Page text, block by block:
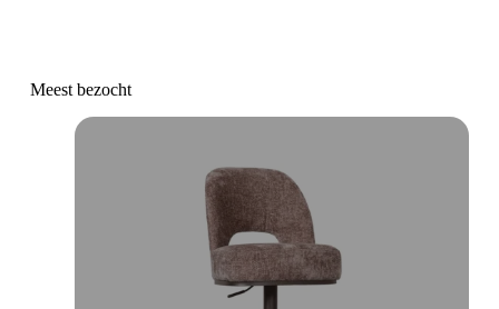
Meest bezocht